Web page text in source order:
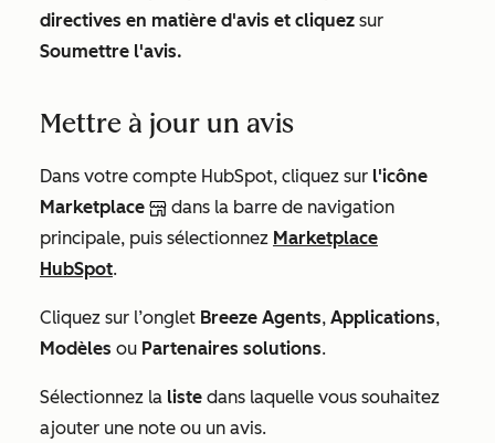
directives en matière d'avis et cliquez sur
Soumettre l'avis.
Mettre à jour un avis
Dans votre compte HubSpot, cliquez sur l'icône
Marketplace
dans la barre de navigation
principale, puis sélectionnez Marketplace
HubSpot.
Cliquez sur l’onglet Breeze Agents, Applications,
Modèles ou Partenaires solutions.
Sélectionnez la liste dans laquelle vous souhaitez
ajouter une note ou un avis.